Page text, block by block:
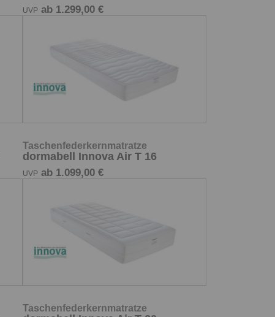
UVP ab 1.299,00 €
Taschenfederkernmatratze
dormabell Innova Air T 16
UVP ab 1.099,00 €
Taschenfederkernmatratze